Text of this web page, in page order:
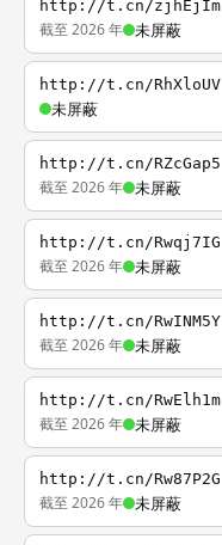
http://t.cn/zjhEjIm
截至 2026 年 未屏蔽
http://t.cn/RhXloUV
未屏蔽
http://t.cn/RZcGap5
截至 2026 年 未屏蔽
http://t.cn/Rwqj7IG
截至 2026 年 未屏蔽
http://t.cn/RwINM5Y
截至 2026 年 未屏蔽
http://t.cn/RwElh1m
截至 2026 年 未屏蔽
http://t.cn/Rw87P2G
截至 2026 年 未屏蔽